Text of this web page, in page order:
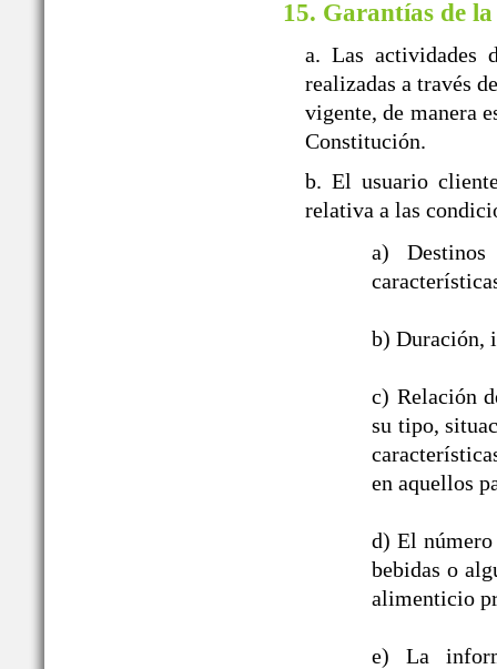
15. Garantías de
a. Las actividades
realizadas a través
vigente, de manera
Constitución.
b. El usuario
relativa a las
a)
b) Duración,
c) Relación
su tipo,
en aquellos
d) El número
bebidas o
alimenticio
e) La